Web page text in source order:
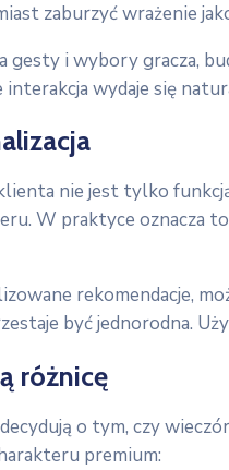
zaburzyć wrażenie
gesty i wybory gracza,
wydaje się
nie jest tylko
W praktyce oznacza
rekomendacje,
być jednorodna.
różnicę
o tym, czy
premium: